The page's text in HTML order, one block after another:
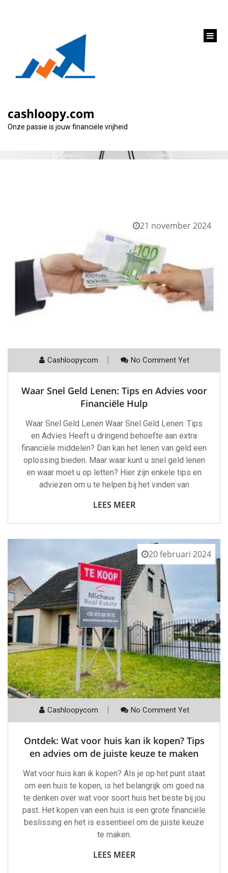
cashloopy.com
Onze passie is jouw financiële vrijheid
Categorie:
21 november 2024
Cashloopycom No Comment Yet
Waar Snel Geld Lenen: Tips en Advies voor
Financiële Hulp
Waar Snel Geld Lenen Waar Snel Geld Lenen: Tips
en Advies Heeft u dringend behoefte aan extra
financiële middelen? Dan kan het lenen van geld een
oplossing bieden. Maar waar kunt u snel geld lenen
en waar moet u op letten? Hier zijn enkele tips en
adviezen om u te helpen bij het vinden van
LEES MEER
20 februari 2024
Cashloopycom No Comment Yet
Ontdek: Wat voor huis kan ik kopen? Tips
en advies om de juiste keuze te maken
Wat voor huis kan ik kopen? Als je op het punt staat
om een huis te kopen, is het belangrijk om goed na
te denken over wat voor soort huis het beste bij jou
past. Het kopen van een huis is een grote financiële
beslissing en het is essentieel om de juiste keuze
te maken.
LEES MEER